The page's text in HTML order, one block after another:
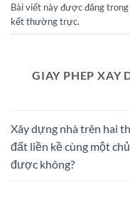
Bài viết này được đăng trong
kết thường trực.
GIAY PHEP XAY
Xây dựng nhà trên hai
đất liền kề cùng một
được không?